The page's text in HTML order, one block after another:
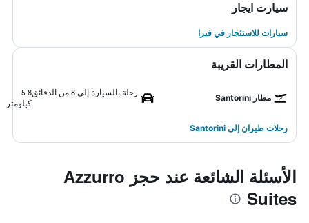
سيارت ايجار
سيارات للاستئجار في فيرا
المطارات القريبة
مطار Santorini
رحلة بالسيارة إلى 8 من الدقائق
5.8
كيلومتر
رحلات طيران إلى Santorini
الأسئلة الشائعة عند حجز Azzurro
Suites